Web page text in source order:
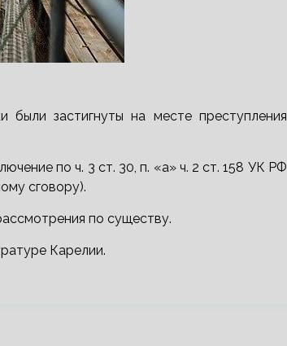
застигнуты на месте преступления
по ч. 3 ст. 30, п. «а» ч. 2 ст. 158 УК РФ
сговору).
по существу.
Карелии.